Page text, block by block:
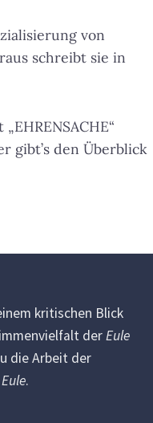
von
schreibt sie in
gibt’s den Überblick
kritischen Blick
derEule
die Arbeit der
Eule.